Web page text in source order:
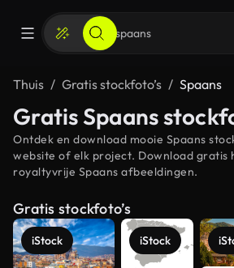
Thuis Gratis stockfoto’s Spaans
Gratis Spaans
Ontdek en download mooie Spaans
website of elk project. Download gratis
royaltyvrije Spaans afbeeldingen.
Gratis stockfoto’s
iStock iStock